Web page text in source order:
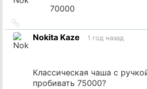
70000
на
источник
Nokita Kaze 1 год назад
Классическая чаша с
пробивать 75000?